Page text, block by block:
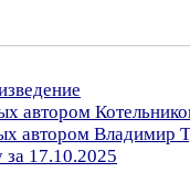
автором
автором Владимир
за 17.10.2025